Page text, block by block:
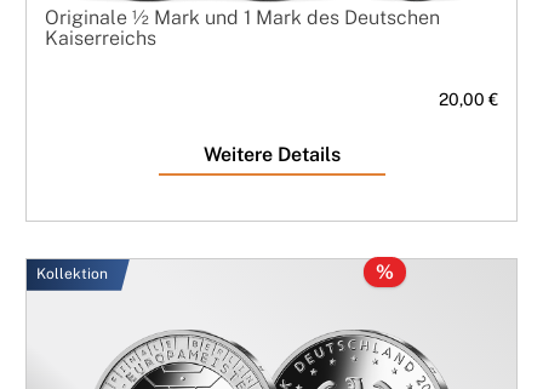
Originale ½ Mark und 1 Mark des Deutschen
Kaiserreichs
20,00 €
Weitere Details
Kollektion %